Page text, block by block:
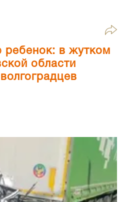
ребенок: в жутком
области